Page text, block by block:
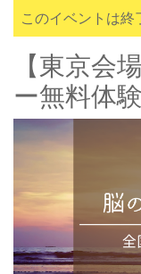
このイベントは終
【東京会
ー無料体